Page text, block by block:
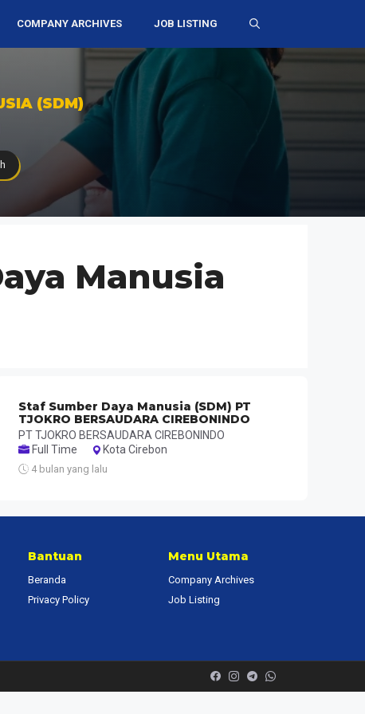
COMPANY ARCHIVES JOB LISTING
(SDM)
Manusia
Staf Sumber Daya Manusia (SDM) PT
TJOKRO BERSAUDARA CIREBONINDO
PT TJOKRO BERSAUDARA CIREBONINDO
Full Time
Kota Cirebon
4 bulan yang lalu
Bantuan
Beranda
Privacy Policy
Menu Utama
Company Archives
Job Listing